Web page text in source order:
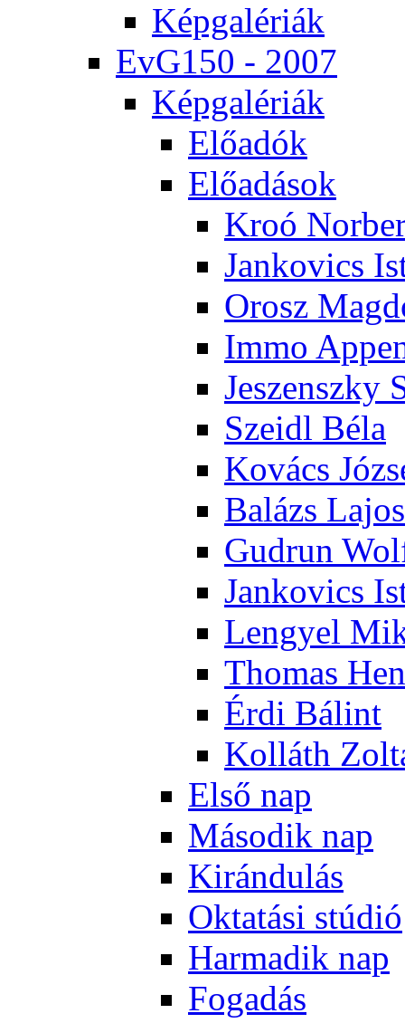
Kép­ga­lé­ri­ák
EvG150 - 2007
Kép­ga­lé­ri­ák
Elő­adók
Elő­adá­sok
Kroó
Jan­ko­vics
Orosz
Im­mo
Je­szensz­ky
Szeidl Bé­la
Ko­vács
Ba­lázs La­jos
Gud­run
Jan­ko­vics
Len­gyel
Tho­mas
Ér­di Bá­lint
Kol­láth
El­ső nap
Má­so­dik nap
Ki­rán­du­lás
Ok­ta­tá­si stú­dió
Har­ma­dik nap
Fo­ga­dás